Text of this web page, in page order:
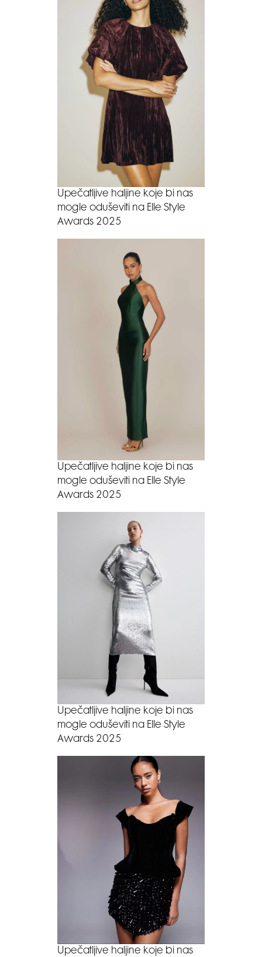
Upečatljive haljine koje bi nas
mogle oduševiti na Elle Style
Awards 2025
Upečatljive haljine koje bi nas
mogle oduševiti na Elle Style
Awards 2025
Upečatljive haljine koje bi nas
mogle oduševiti na Elle Style
Awards 2025
Upečatljive haljine koje bi nas